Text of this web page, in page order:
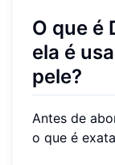
O que é
ela é
pele?
Antes de
o que é